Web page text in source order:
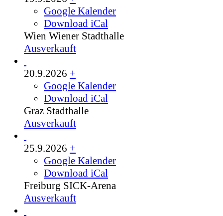
Google Kalender
Download iCal
Wien Wiener Stadthalle
Ausverkauft
20.9.2026 +
Google Kalender
Download iCal
Graz Stadthalle
Ausverkauft
25.9.2026 +
Google Kalender
Download iCal
Freiburg SICK-Arena
Ausverkauft